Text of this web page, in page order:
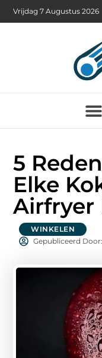
Vrijdag 7 Augustus 2026
5
Elke
Airfryer
WINKELEN
Gepubliceerd